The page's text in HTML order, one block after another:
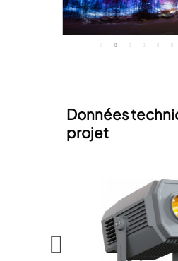
Données
projet